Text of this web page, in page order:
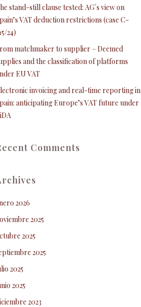
stand-still clause tested: AG´s view on
VAT deduction restrictions (case C-
24)
matchmaker to supplier – Deemed
and the classification of platforms
EU VAT
invoicing and real-time reporting in
anticipating Europe’s VAT future under
Comments
2026
2025
2025
2025
2025
2025
2023